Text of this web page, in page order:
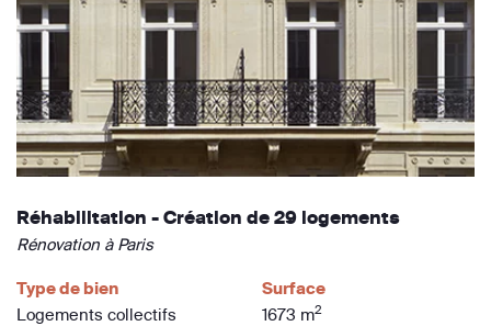
Réhabilitation - Création de 29 logements
Rénovation à Paris
Type de bien
Logements collectifs
Surface
1673 m2